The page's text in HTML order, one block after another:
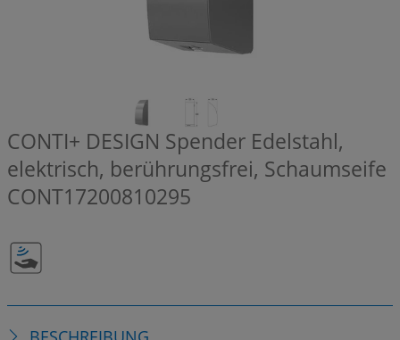
CONTI+ DESIGN Spender Edelstahl,
elektrisch, berührungsfrei, Schaumseife
CONT17200810295